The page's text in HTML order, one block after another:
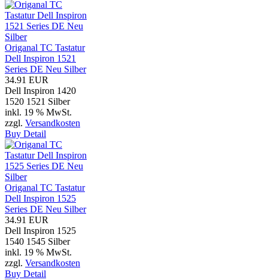
Origanal TC Tastatur
Dell Inspiron 1521
Series DE Neu Silber
34.91 EUR
Dell Inspiron 1420
1520 1521 Silber
inkl. 19 % MwSt.
zzgl. Versandkosten
Buy Detail
Origanal TC Tastatur
Dell Inspiron 1525
Series DE Neu Silber
34.91 EUR
Dell Inspiron 1525
1540 1545 Silber
inkl. 19 % MwSt.
zzgl. Versandkosten
Buy Detail